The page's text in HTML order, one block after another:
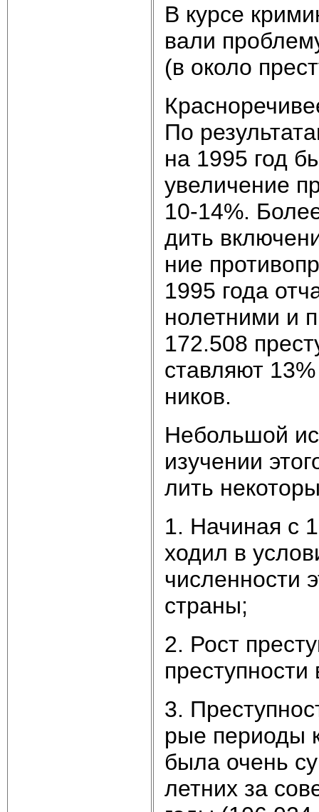
В кур­се
ва­ли
(в около
По
на 1995 год
уве­ли­че­ние
10-14%.
дить
ние
1995 го­да
но­лет­ни­ми и
172.508
став­ля­ют
ни­ков.
Не­боль­шой
изу­че­нии
лить
1. На­чи­ная с
хо­дил в
чис­лен­но­сти
стра­ны;
2. Рост
3.
рые пе­рио­ды
бы­ла очень
лет­них за